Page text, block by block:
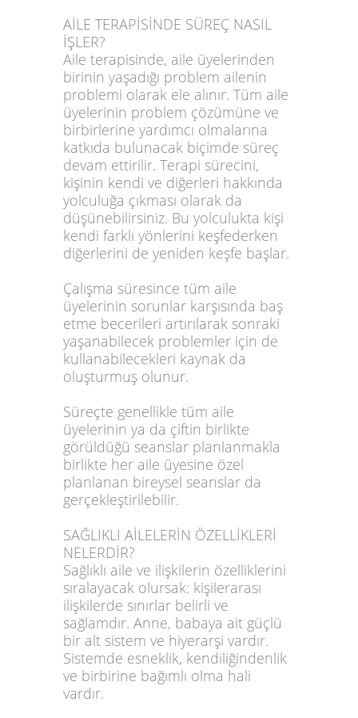
AİLE TERAPİSİNDE SÜREÇ NASIL
İŞLER?
Aile terapisinde, aile üyelerinden
birinin yaşadığı problem ailenin
problemi olarak ele alınır. Tüm aile
üyelerinin problem çözümüne ve
birbirlerine yardımcı olmalarına
katkıda bulunacak biçimde süreç
devam ettirilir. Terapi sürecini,
kişinin kendi ve diğerleri hakkında
yolculuğa çıkması olarak da
düşünebilirsiniz. Bu yolculukta kişi
kendi farklı yönlerini keşfederken
diğerlerini de yeniden keşfe başlar.
Çalışma süresince tüm aile
üyelerinin sorunlar karşısında baş
etme becerileri artırılarak sonraki
yaşanabilecek problemler için de
kullanabilecekleri kaynak da
oluşturmuş olunur.
Süreçte genellikle tüm aile
üyelerinin ya da çiftin birlikte
görüldüğü seanslar planlanmakla
birlikte her aile üyesine özel
planlanan bireysel seanslar da
gerçekleştirilebilir.
SAĞLIKLI AİLELERİN ÖZELLİKLERİ
NELERDİR?
Sağlıklı aile ve ilişkilerin özelliklerini
sıralayacak olursak: kişilerarası
ilişkilerde sınırlar belirli ve
sağlamdır. Anne, babaya ait güçlü
bir alt sistem ve hiyerarşi vardır.
Sistemde esneklik, kendiliğindenlik
ve birbirine bağımlı olma hali
vardır.